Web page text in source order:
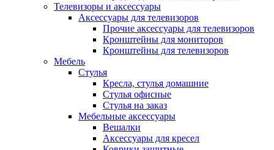
Телевизоры и аксессуары
Аксессуары для телевизоров
Прочие аксессуары для телевизоров
Кронштейны для мониторов
Кронштейны для телевизоров
Мебель
Стулья
Кресла, стулья домашние
Стулья офисные
Стулья на заказ
Мебельные аксессуары
Вешалки
Аксессуары для кресел